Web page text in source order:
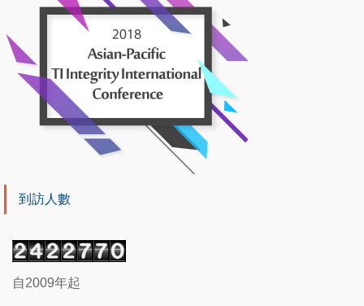
到訪人數
自2009年起